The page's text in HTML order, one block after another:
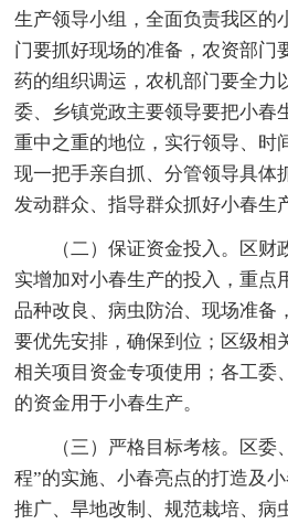
生产领导小组，全面负责我区的
门要抓好现场的准备，农资部门
药的组织调运，农机部门要全力
委、乡镇党政主要领导要把小春
重中之重的地位，实行领导、时
现一把手亲自抓、分管领导具体
发动群众、指导群众抓好小春生
（二）保证资金投入。区财
实增加对小春生产的投入，重点
品种改良、病虫防治、现场准备
要优先安排，确保到位；区级相
相关项目资金专项使用；各工委
的资金用于小春生产。
（三）严格目标考核。区委
程”的实施、小春亮点的打造及
推广、旱地改制、规范栽培、病